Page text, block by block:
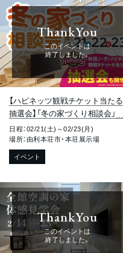
ThankYou
このイベントは
終了しました。
【ハピネッツ観戦チケット当たる
抽選会】「冬の家づくり相談会」を
由利本荘市薬師堂で開催します！
日程：02/21(土)～02/23(月)
場所：由利本荘市・本荘展示場
イベント
ThankYou
このイベントは
終了しました。